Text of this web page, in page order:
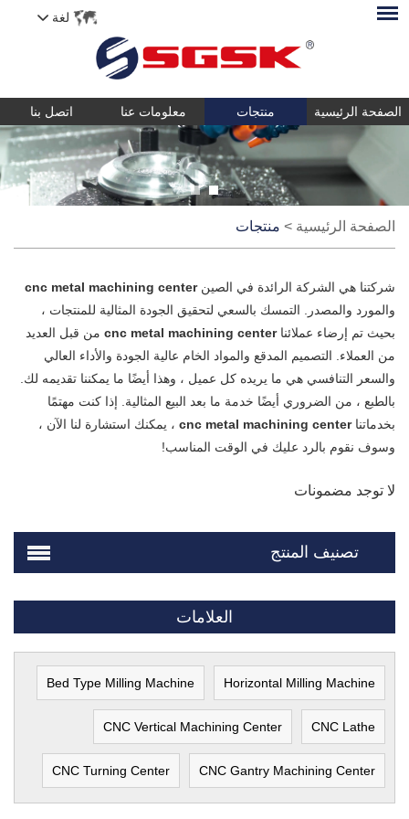
لغة
الصفحة الرئيسية منتجات معلومات عنا اتصل بنا
الصفحة الرئيسية > منتجات
شركتنا هي الشركة الرائدة في الصينcnc metal machining center
والمورد والمصدر. التمسك بالسعي لتحقيق الجودة المثالية للمنتجات ،
بحيث تم إرضاء عملائناcnc metal machining center من قبل العديد
من العملاء. التصميم المدقع والمواد الخام عالية الجودة والأداء العالي
والسعر التنافسي هي ما يريده كل عميل ، وهذا أيضًا ما يمكننا تقديمه لك.
بالطبع ، من الضروري أيضًا خدمة ما بعد البيع المثالية. إذا كنت مهتمًا
بخدماتناcnc metal machining center ، يمكنك استشارة لنا الآن ،
وسوف نقوم بالرد عليك في الوقت المناسب!
لا توجد مضمونات
تصنيف المنتج
العلامات
Horizontal Milling Machine
Bed Type Milling Machine
CNC Lathe
CNC Vertical Machining Center
CNC Gantry Machining Center
CNC Turning Center